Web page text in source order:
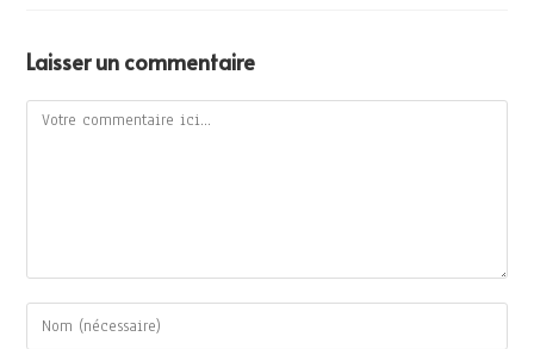
Laisser un commentaire